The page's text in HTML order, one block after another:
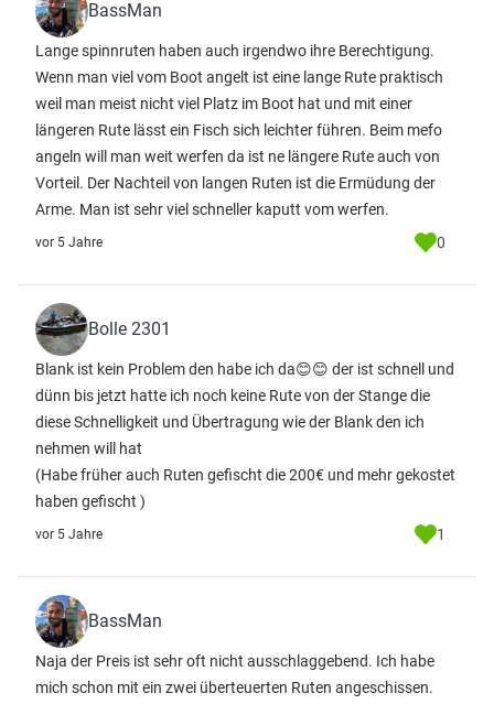
BassMan
Lange spinnruten haben auch irgendwo ihre Berechtigung.
Wenn man viel vom Boot angelt ist eine lange Rute praktisch
weil man meist nicht viel Platz im Boot hat und mit einer
längeren Rute lässt ein Fisch sich leichter führen. Beim mefo
angeln will man weit werfen da ist ne längere Rute auch von
Vorteil. Der Nachteil von langen Ruten ist die Ermüdung der
Arme. Man ist sehr viel schneller kaputt vom werfen.
vor 5 Jahre 0
Bolle 2301
Blank ist kein Problem den habe ich da😊😊 der ist schnell und
dünn bis jetzt hatte ich noch keine Rute von der Stange die
diese Schnelligkeit und Übertragung wie der Blank den ich
nehmen will hat
(Habe früher auch Ruten gefischt die 200€ und mehr gekostet
haben gefischt )
vor 5 Jahre 1
BassMan
Naja der Preis ist sehr oft nicht ausschlaggebend. Ich habe
mich schon mit ein zwei überteuerten Ruten angeschissen.